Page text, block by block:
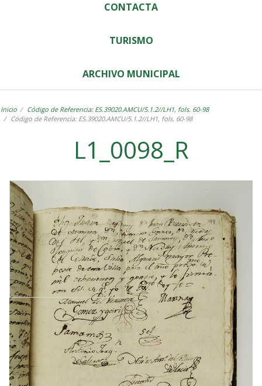
CONTACTA
TURISMO
ARCHIVO MUNICIPAL
Inicio
Código de Referencia: ES.39020.AMCU/5.1.2//LH1, fols. 60-98
Código de Referencia: ES.39020.AMCU/5.1.2//LH1, fols. 60-98
L1_0098_R